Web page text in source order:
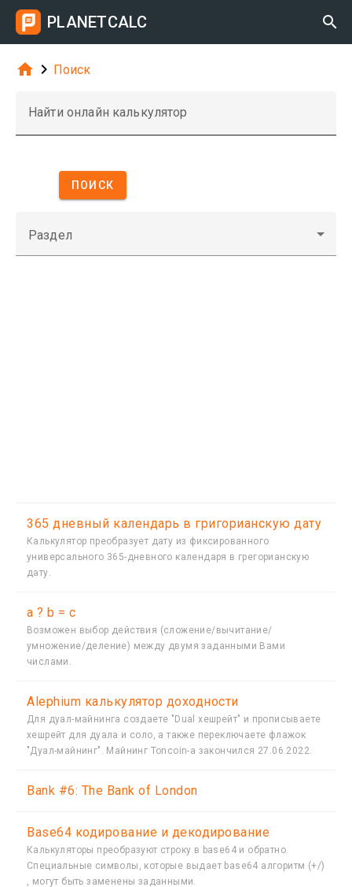
PLANETCALC 
  Поиск
Найти онлайн калькулятор
ПОИСК
Раздел
365 дневный календарь в григорианскую дату
Калькулятор преобразует дату из фиксированного
универсального 365-дневного календаря в грегорианскую
дату.
a ? b = c
Возможен выбор действия (сложение/вычитание/
умножение/деление) между двумя заданными Вами
числами.
Alephium калькулятор доходности
Для дуал-майнинга создаете "Dual хешрейт" и прописываете
хешрейт для дуала и соло, а также переключаете флажок
"Дуал-майнинг". Майнинг Toncoin-а закончился 27.06.2022.
Bank #6: The Bank of London
Base64 кодирование и декодирование
Калькуляторы преобразуют строку в base64 и обратно.
Специальные символы, которые выдает base64 алгоритм (+/)
, могут быть заменены заданными.